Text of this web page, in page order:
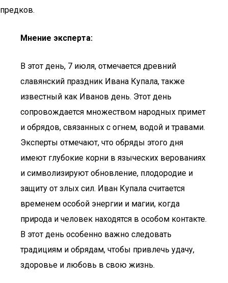
предков.
Мнение эксперта:
В этот день, 7 июля, отмечается древний
славянский праздник Ивана Купала, также
известный как Иванов день. Этот день
сопровождается множеством народных примет
и обрядов, связанных с огнем, водой и травами.
Эксперты отмечают, что обряды этого дня
имеют глубокие корни в языческих верованиях
и символизируют обновление, плодородие и
защиту от злых сил. Иван Купала считается
временем особой энергии и магии, когда
природа и человек находятся в особом контакте.
В этот день особенно важно следовать
традициям и обрядам, чтобы привлечь удачу,
здоровье и любовь в свою жизнь.